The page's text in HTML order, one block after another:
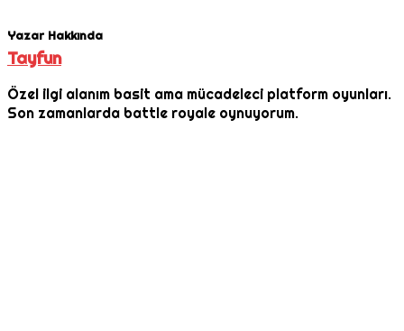
Yazar Hakkında
Tayfun
Özel ilgi alanım basit ama mücadeleci platform oyunları.
Son zamanlarda battle royale oynuyorum.